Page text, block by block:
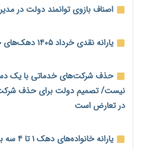
اختیارات جدید گمرکات برای
پایان شهریور ابلاغ شد
اصناف بازوی توانمند دولت در
یارانه نقدی خرداد ۱۴۰۵ دهک‌های چهارم تا نهم واریز شد
حذف شرکت‌های خدماتی با یک
نیست/ تصمیم دولت برای حذف
در تعارض است
یارانه